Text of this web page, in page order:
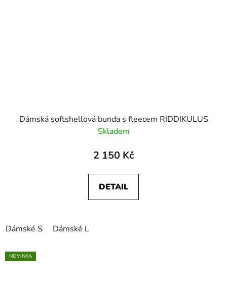
Dámská softshellová bunda s fleecem RIDDIKULUS
Skladem
2 150 Kč
DETAIL
Dámské S Dámské L
NOVINKA